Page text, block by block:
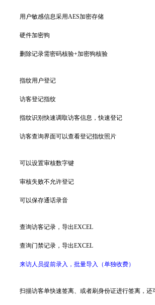
用户敏感信息采用AES加密存储
硬件加密狗
删除记录需密码核验+加密狗核验
指纹用户登记
访客登记指纹
指纹识别快速调取访客信息，快速登记
访客查询界面可以查看登记指纹照片
可以设置审核数字键
审核失败不允许登记
可以保存通话录音
查询访客记录，导出EXCEL
查询门禁记录，导出EXCEL
来访人员提前录入，批量导入（单独收费）
扫描访客单快速签离、 或者刷身份证进行签离 ， 还